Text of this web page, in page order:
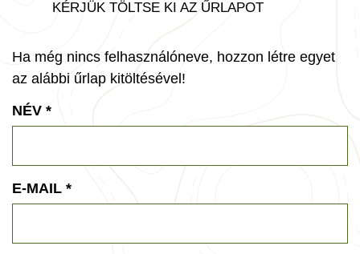
KÉRJÜK TÖLTSE KI AZ ŰRLAPOT
Ha még nincs felhasználóneve, hozzon létre egyet
az alábbi űrlap kitöltésével!
NÉV *
E-MAIL *